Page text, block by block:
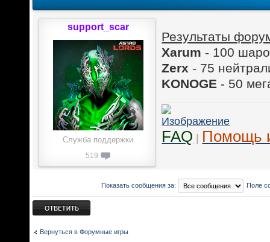
Результаты
Xarum - 100
Zerx - 75
KONOGE - 50
FAQ | Помощь
support_scar
Служба поддержки
519
Показать сообщения за: Поле
Ответить
Вернуться в Форумные игры